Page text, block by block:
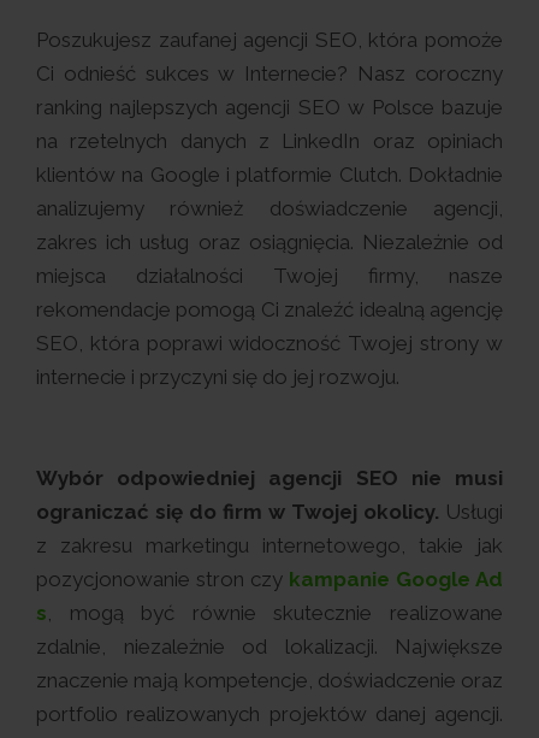
Poszukujesz zaufanej agencji SEO, która pomoże
Ci odnieść sukces w Internecie? Nasz coroczny
ranking najlepszych agencji SEO w Polsce bazuje
na rzetelnych danych z LinkedIn oraz opiniach
klientów na Google i platformie Clutch. Dokładnie
analizujemy również doświadczenie agencji,
zakres ich usług oraz osiągnięcia. Niezależnie od
miejsca działalności Twojej firmy, nasze
rekomendacje pomogą Ci znaleźć idealną agencję
SEO, która poprawi widoczność Twojej strony w
internecie i przyczyni się do jej rozwoju.
Wybór odpowiedniej agencji SEO nie musi
ograniczać się do firm w Twojej okolicy. Usługi
z zakresu marketingu internetowego, takie jak
pozycjonowanie stron czy kampanie Google Ad
s, mogą być równie skutecznie realizowane
zdalnie, niezależnie od lokalizacji. Największe
znaczenie mają kompetencje, doświadczenie oraz
portfolio realizowanych projektów danej agencji.